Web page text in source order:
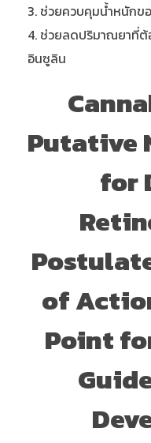
ช่วยควบคุมน้ำหนักข
ช่วยลดปริมาณยาที่ต้
อินซูลิน
Putative
for
of
Point